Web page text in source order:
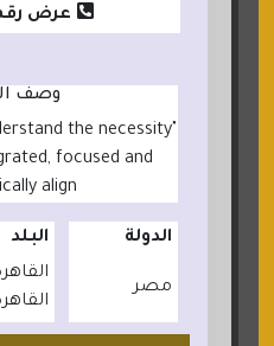
عرض
وصف
the necessity
focused and
align
الدولة
مصر
البلد